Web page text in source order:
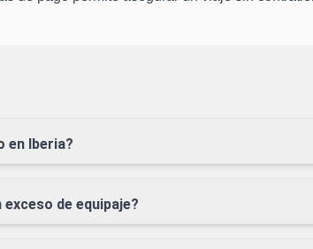
en Iberia?
de equipaje?